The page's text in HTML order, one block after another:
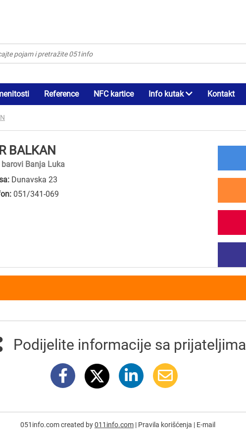
Reference NFC kartice Info kutak Kontakt
BALKAN
barovi Banja Luka
Dunavska 23
051/341-069
Podijelite informacije sa prijateljima
051info.com created by011info.com | Pravila korišćenja | E-mail